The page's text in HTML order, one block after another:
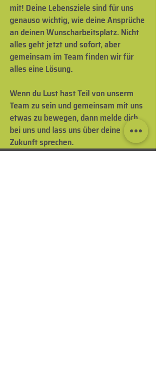
mit! Deine Lebensziele sind für uns
genauso wichtig, wie deine Ansprüche
an deinen Wunscharbeitsplatz. Nicht
alles geht jetzt und sofort, aber
gemeinsam im Team finden wir für
alles eine Lösung.
Wenn du Lust hast Teil von unserm
Team zu sein und gemeinsam mit uns
etwas zu bewegen, dann melde dich
bei uns und lass uns über deine
Zukunft sprechen.